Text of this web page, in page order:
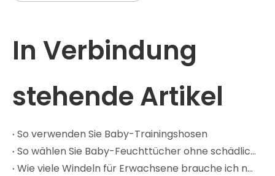
In Verbindung
stehende Artikel
So verwenden Sie Baby-Trainingshosen
So wählen Sie Baby-Feuchttücher ohne schädliche Chemikalien aus
Wie viele Windeln für Erwachsene brauche ich nach der Geburt?